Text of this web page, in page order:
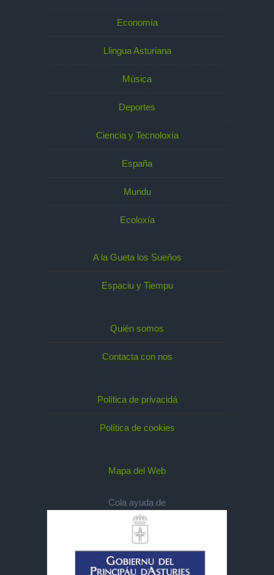
Economía
Llingua Asturiana
Música
Deportes
Ciencia y Tecnoloxía
España
Mundu
Ecoloxía
A la Gueta los Sueños
Espaciu y Tiempu
Quién somos
Contacta con nos
Política de privacidá
Política de cookies
Mapa del Web
Cola ayuda de